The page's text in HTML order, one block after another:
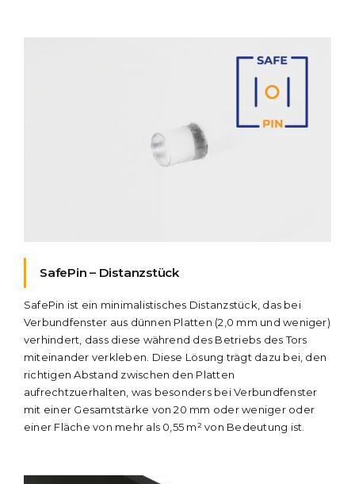
SafePin – Distanzstück
SafePin ist ein minimalistisches Distanzstück, das bei
Verbundfenster aus dünnen Platten (2,0 mm und weniger)
verhindert, dass diese während des Betriebs des Tors
miteinander verkleben. Diese Lösung trägt dazu bei, den
richtigen Abstand zwischen den Platten
aufrechtzuerhalten, was besonders bei Verbundfenster
mit einer Gesamtstärke von 20 mm oder weniger oder
einer Fläche von mehr als 0,55 m² von Bedeutung ist.